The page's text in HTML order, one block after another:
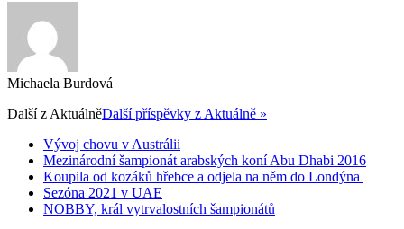
Michaela Burdová
Další z AktuálněDalší příspěvky z Aktuálně »
Vývoj chovu v Austrálii
Mezinárodní šampionát arabských koní Abu Dhabi 2016
Koupila od kozáků hřebce a odjela na něm do Londýna
Sezóna 2021 v UAE
NOBBY, král vytrvalostních šampionátů